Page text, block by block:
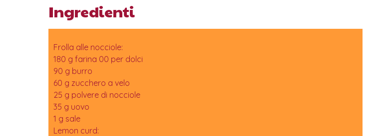
Ingredienti
Frolla alle nocciole:
180 g farina 00 per dolci
90 g burro
60 g zucchero a velo
25 g polvere di nocciole
35 g uovo
1 g sale
Lemon curd: